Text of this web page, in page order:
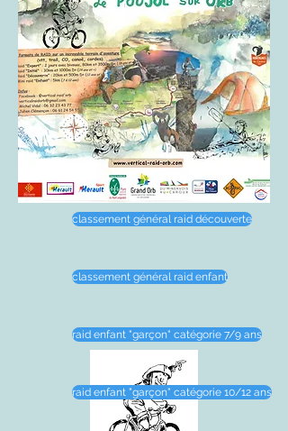
classement général raid découverte
classement général raid enfant
raid enfant "garçon" catégorie 7/9 ans
raid enfant "garçon" catégorie 10/12 ans